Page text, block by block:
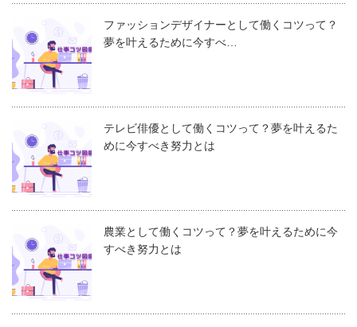
ファッションデザイナーとして働くコツって？
夢を叶えるために今すべ…
テレビ俳優として働くコツって？夢を叶えるた
めに今すべき努力とは
農業として働くコツって？夢を叶えるために今
すべき努力とは